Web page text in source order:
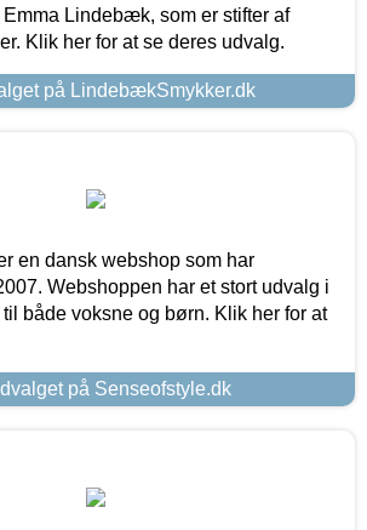
Lindebæk, som er stifter af
Klik her for at se deres udvalg.
på LindebækSmykker.dk
en dansk webshop som har
Webshoppen har et stort udvalg i
både voksne og børn. Klik her for at
på Senseofstyle.dk